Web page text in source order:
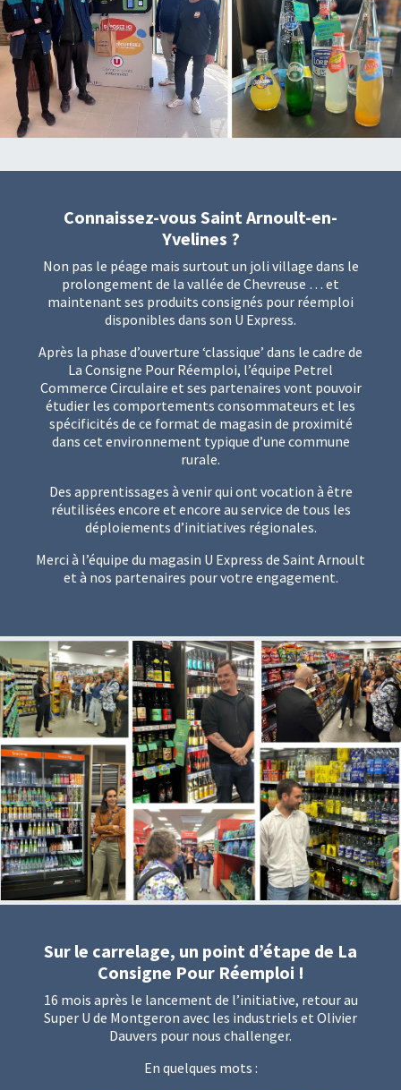
Connaissez-vous Saint Arnoult-en-
Yvelines ?
Non pas le péage mais surtout un joli village dans le
prolongement de la vallée de Chevreuse … et
maintenant ses produits consignés pour réemploi
disponibles dans son U Express.
Après la phase d’ouverture ‘classique’ dans le cadre de
La Consigne Pour Réemploi, l’équipe Petrel
Commerce Circulaire et ses partenaires vont pouvoir
étudier les comportements consommateurs et les
spécificités de ce format de magasin de proximité
dans cet environnement typique d’une commune
rurale.
Des apprentissages à venir qui ont vocation à être
réutilisées encore et encore au service de tous les
déploiements d’initiatives régionales.
Merci à l’équipe du magasin U Express de Saint Arnoult
et à nos partenaires pour votre engagement.
Sur le carrelage, un point d’étape de La
Consigne Pour Réemploi !
16 mois après le lancement de l’initiative, retour au
Super U de Montgeron avec les industriels et Olivier
Dauvers pour nous challenger.
En quelques mots :